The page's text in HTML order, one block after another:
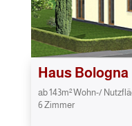
Haus Bologna
ab 143m² Wohn-/
6 Zimmer